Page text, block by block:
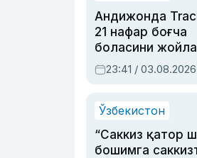
Андижонда
21 нафар боғча
боласини
содир этган
ҳукми ўқилди
23:41 / 03.08.2026
Ўзбекистон
“Саккиз қатор
бошимга